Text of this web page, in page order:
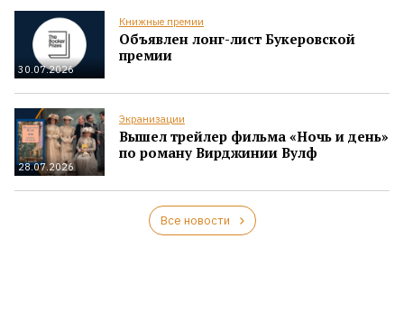
30.07.2026
Книжные премии
Объявлен лонг-лист Букеровской
премии
28.07.2026
Экранизации
Вышел трейлер фильма «Ночь и день»
по роману Вирджинии Вулф
Все новости